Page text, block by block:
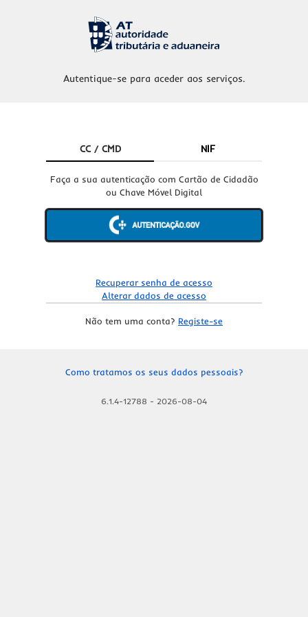
Autentique-se para aceder aos serviços.
CC / CMD NIF
Faça a sua autenticação com Cartão de Cidadão
ou Chave Móvel Digital
Recuperar senha de acesso
Alterar dados de acesso
Não tem uma conta? Registe-se
Como tratamos os seus dados pessoais?
6.1.4-12788 - 2026-08-04